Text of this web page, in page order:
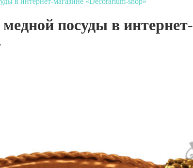
посуды в интернет-